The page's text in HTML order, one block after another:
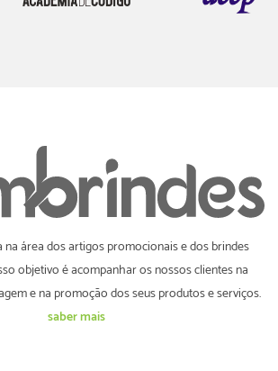
na área dos artigos promocionais e dos brindes
objetivo é acompanhar os nossos clientes na
e na promoção dos seus produtos e serviços.
saber mais